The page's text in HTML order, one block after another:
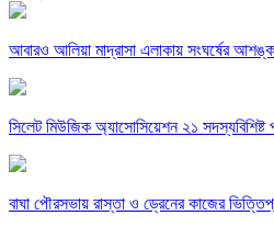
আবারও আলিয়া মাদ্রাসা এলাকায় সংঘর্ষের
সিলেট মিউজিক অ্যাসোসিয়েশন ২১ সদস্যবিশিষ্ট
বাঘা পৌরসভায় রাস্তা ও ড্রেনের কাজের